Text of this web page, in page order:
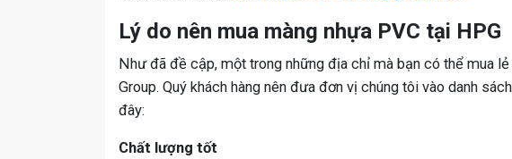
Lý do nên mua màng nhựa PVC tại HPG
Như đã đề cập, một trong những địa chỉ mà bạn có thể mua
Group. Quý khách hàng nên đưa đơn vị chúng tôi vào danh
đây:
Chất lượng tốt